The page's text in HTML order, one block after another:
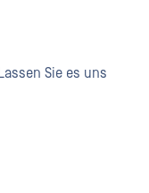
Sie es uns